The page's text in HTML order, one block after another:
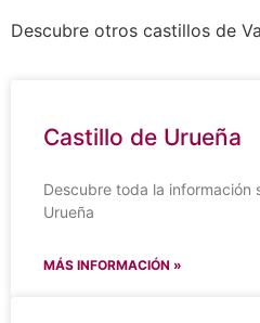
Descubre otros castillos de
Castillo de Urueña
Descubre toda la información
Urueña
MÁS INFORMACIÓN »